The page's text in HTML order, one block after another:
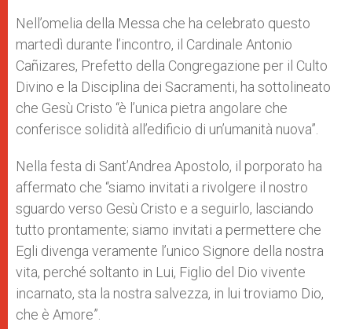
Nell’omelia della Messa che ha celebrato questo
martedì durante l’incontro, il Cardinale Antonio
Cañizares, Prefetto della Congregazione per il Culto
Divino e la Disciplina dei Sacramenti, ha sottolineato
che Gesù Cristo “è l’unica pietra angolare che
conferisce solidità all’edificio di un’umanità nuova”.
Nella festa di Sant’Andrea Apostolo, il porporato ha
affermato che “siamo invitati a rivolgere il nostro
sguardo verso Gesù Cristo e a seguirlo, lasciando
tutto prontamente; siamo invitati a permettere che
Egli divenga veramente l’unico Signore della nostra
vita, perché soltanto in Lui, Figlio del Dio vivente
incarnato, sta la nostra salvezza, in lui troviamo Dio,
che è Amore”.